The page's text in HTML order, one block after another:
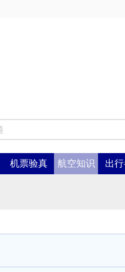
机票验真 航空知识 出